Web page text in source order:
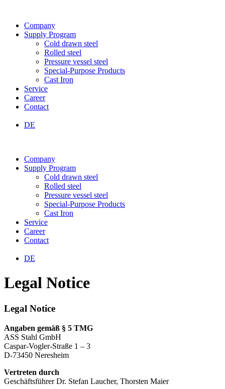
Company
Supply Program
Cold drawn steel
Rolled steel
Pressure vessel steel
Special-Purpose Products
Cast Iron
Service
Career
Contact
DE
Company
Supply Program
Cold drawn steel
Rolled steel
Pressure vessel steel
Special-Purpose Products
Cast Iron
Service
Career
Contact
DE
Legal Notice
Legal Notice
Angaben gemäß § 5 TMG
ASS Stahl GmbH
Caspar-Vogler-Straße 1 – 3
D-73450 Neresheim
Vertreten durch
Geschäftsführer Dr. Stefan Laucher, Thorsten Maier